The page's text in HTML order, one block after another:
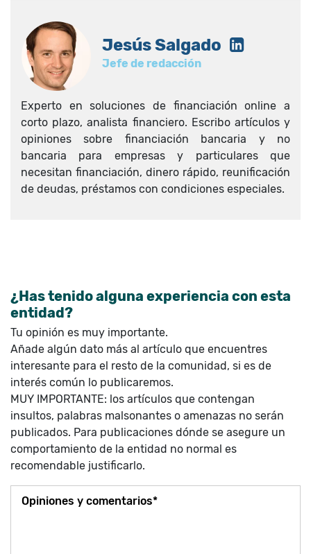
Jesús Salgado
Jefe de redacción
Experto en soluciones de financiación online a
corto plazo, analista financiero. Escribo artículos y
opiniones sobre financiación bancaria y no
bancaria para empresas y particulares que
necesitan financiación, dinero rápido, reunificación
de deudas, préstamos con condiciones especiales.
¿Has tenido alguna experiencia con esta
entidad?
Tu opinión es muy importante.
Añade algún dato más al artículo que encuentres
interesante para el resto de la comunidad, si es de
interés común lo publicaremos.
MUY IMPORTANTE: los artículos que contengan
insultos, palabras malsonantes o amenazas no serán
publicados. Para publicaciones dónde se asegure un
comportamiento de la entidad no normal es
recomendable justificarlo.